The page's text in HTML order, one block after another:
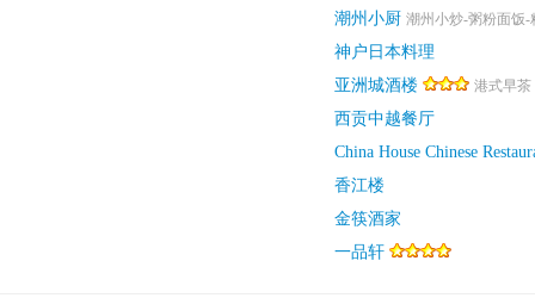
潮州小厨 潮州小炒-粥粉面饭
神户日本料理
亚洲城酒楼
港式早茶
西贡中越餐厅
China House Chinese
香江楼
金筷酒家
一品轩